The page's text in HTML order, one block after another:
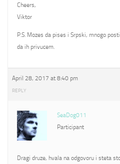
Cheers,
Viktor
P.S. Mozes da pises i Srpski, mnogo
da ih privucem.
April 28, 2017 at 8:40 pm
REPLY
SeaDog011
Participant
Dragi druze, hvala na odgovoru i steta